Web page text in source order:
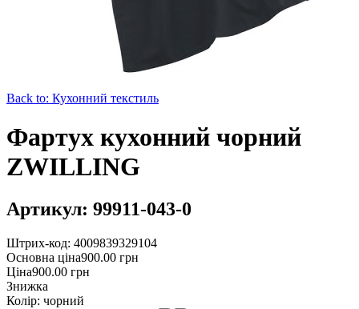
Back to: Кухонний текстиль
Фартух кухонний чорний
ZWILLING
Артикул: 99911-043-0
Штрих-код: 4009839329104
Основна ціна900.00 грн
Ціна900.00 грн
Знижка
Колір: чорний